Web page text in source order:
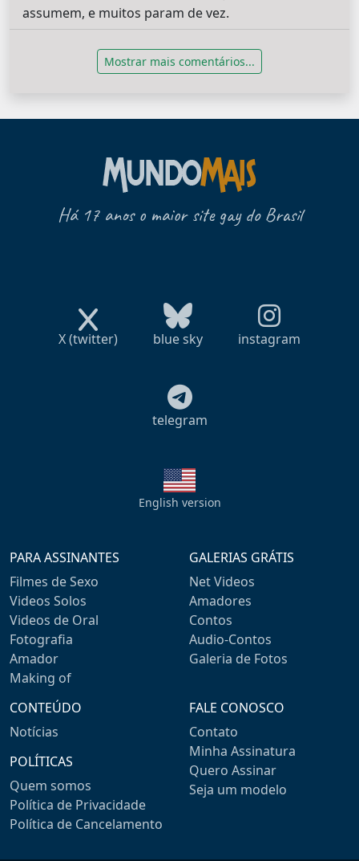
assumem, e muitos param de vez.
Mostrar mais comentários...
Há 17 anos o maior site gay do Brasil
X (twitter) blue sky instagram
telegram
English version
PARA ASSINANTES
Filmes de Sexo
Videos Solos
Videos de Oral
Fotografia
Amador
Making of
GALERIAS GRÁTIS
Net Videos
Amadores
Contos
Audio-Contos
Galeria de Fotos
CONTEÚDO
Notícias
POLÍTICAS
Quem somos
Política de Privacidade
Política de Cancelamento
FALE CONOSCO
Contato
Minha Assinatura
Quero Assinar
Seja um modelo